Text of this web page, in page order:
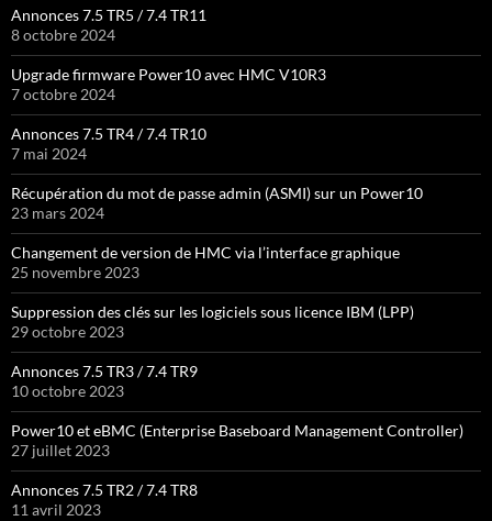
Annonces 7.5 TR5 / 7.4 TR11
8 octobre 2024
Upgrade firmware Power10 avec HMC V10R3
7 octobre 2024
Annonces 7.5 TR4 / 7.4 TR10
7 mai 2024
Récupération du mot de passe admin (ASMI) sur un Power10
23 mars 2024
Changement de version de HMC via l’interface graphique
25 novembre 2023
Suppression des clés sur les logiciels sous licence IBM (LPP)
29 octobre 2023
Annonces 7.5 TR3 / 7.4 TR9
10 octobre 2023
Power10 et eBMC (Enterprise Baseboard Management Controller)
27 juillet 2023
Annonces 7.5 TR2 / 7.4 TR8
11 avril 2023